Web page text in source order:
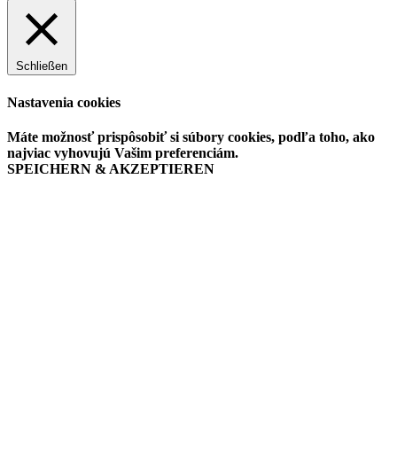
Schließen
Nastavenia cookies
Máte možnosť prispôsobiť si súbory cookies, podľa toho, ako
najviac vyhovujú Vašim preferenciám.
SPEICHERN & AKZEPTIEREN